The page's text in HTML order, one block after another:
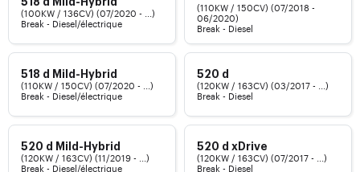
(100KW / 136CV) (07/2020 - ...)
Break - Diesel/électrique
(110KW / 150CV) (07/2018 -
06/2020)
Break - Diesel
518 d Mild-Hybrid
(110KW / 150CV) (07/2020 - ...)
Break - Diesel/électrique
520 d
(120KW / 163CV) (03/2017 - ...)
Break - Diesel
520 d Mild-Hybrid
(120KW / 163CV) (11/2019 - ...)
Break - Diesel/électrique
520 d xDrive
(120KW / 163CV) (07/2017 - ...)
Break - Diesel